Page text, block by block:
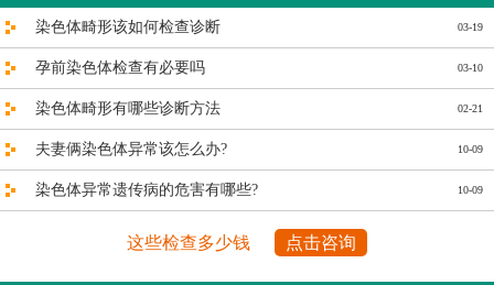
03-19
染色体畸形该如何检查诊断
03-10
孕前染色体检查有必要吗
02-21
染色体畸形有哪些诊断方法
10-09
夫妻俩染色体异常该怎么办?
10-09
染色体异常遗传病的危害有哪些?
这些检查多少钱 点击咨询